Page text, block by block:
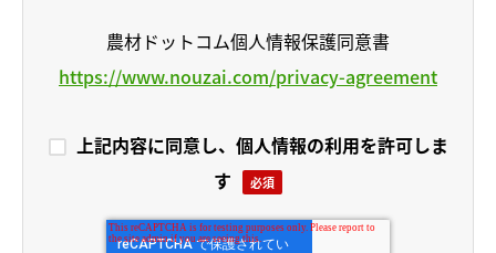
農材ドットコム個人情報保護同意書
https://www.nouzai.com/privacy-agreement
上記内容に同意し、個人情報の利用を許可しま
す